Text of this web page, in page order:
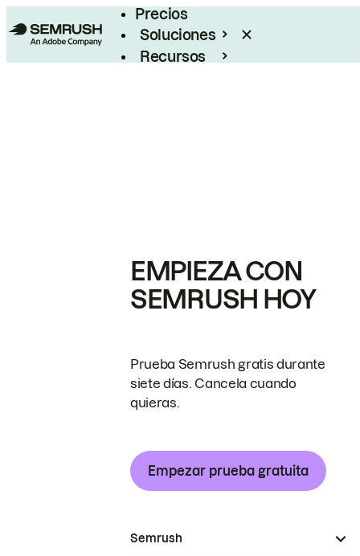
Precios
Soluciones
Recursos
EMPIEZA CON
SEMRUSH HOY
Prueba Semrush gratis durante
siete días. Cancela cuando
quieras.
Empezar prueba gratuita
Semrush